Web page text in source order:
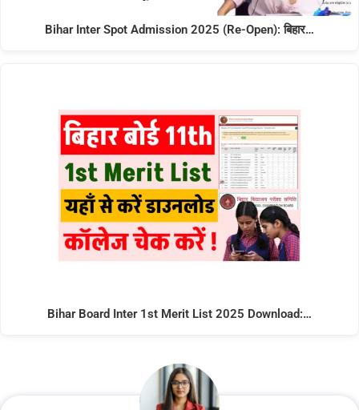
Bihar Inter Spot Admission 2025 (Re-Open): बिहार…
Bihar Board Inter 1st Merit List 2025 Download:…